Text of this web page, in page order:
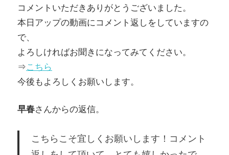
コメントいただきありがとうございました。
本日アップの動画にコメント返しをしていますの
で、
よろしければお聞きになってみてください。
⇒こちら
今後もよろしくお願いします。
早春さんからの返信。
こちらこそ宜しくお願いします！コメント